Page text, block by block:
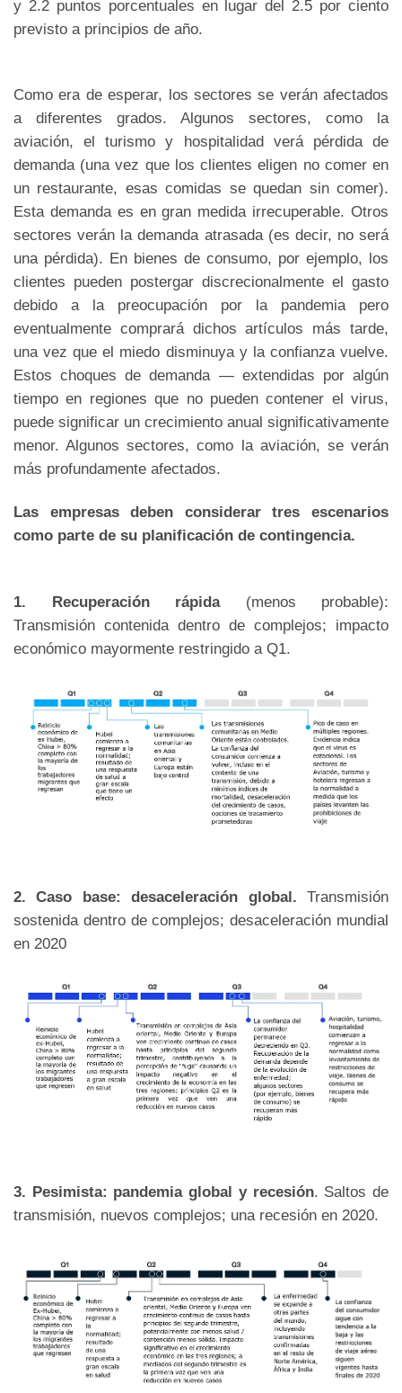
y 2.2 puntos porcentuales en lugar del 2.5 por ciento
previsto a principios de año.
Como era de esperar, los sectores se verán afectados
a diferentes grados. Algunos sectores, como la
aviación, el turismo y hospitalidad verá pérdida de
demanda (una vez que los clientes eligen no comer en
un restaurante, esas comidas se quedan sin comer).
Esta demanda es en gran medida irrecuperable. Otros
sectores verán la demanda atrasada (es decir, no será
una pérdida). En bienes de consumo, por ejemplo, los
clientes pueden postergar discrecionalmente el gasto
debido a la preocupación por la pandemia pero
eventualmente comprará dichos artículos más tarde,
una vez que el miedo disminuya y la confianza vuelve.
Estos choques de demanda — extendidas por algún
tiempo en regiones que no pueden contener el virus,
puede significar un crecimiento anual significativamente
menor. Algunos sectores, como la aviación, se verán
más profundamente afectados.
Las empresas deben considerar tres escenarios
como parte de su planificación de contingencia.
1. Recuperación rápida (menos probable):
Transmisión contenida dentro de complejos; impacto
económico mayormente restringido a Q1.
2. Caso base: desaceleración global. Transmisión
sostenida dentro de complejos; desaceleración mundial
en 2020
3. Pesimista: pandemia global y recesión. Saltos de
transmisión, nuevos complejos; una recesión en 2020.